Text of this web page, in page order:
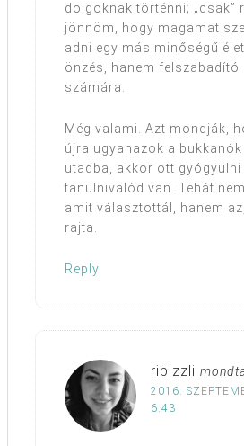
dolgoknak történni; „csak”
jönnöm, hogy magamat
adni egy más minőségű
önzés, hanem felszabadító
számára.
Még valami. Azt mondják,
újra ugyanazok a
utadba, akkor ott
tanulnivalód van. Tehát
amit választottál, hanem
rajta.
Reply
ribizzli
2016.
6:43